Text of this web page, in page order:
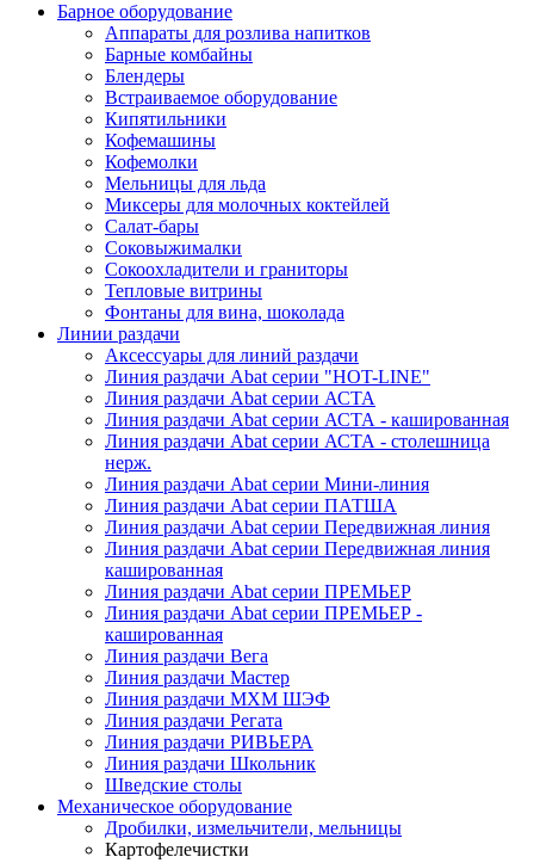
Барное оборудование
Аппараты для розлива напитков
Барные комбайны
Блендеры
Встраиваемое оборудование
Кипятильники
Кофемашины
Кофемолки
Мельницы для льда
Миксеры для молочных коктейлей
Салат-бары
Соковыжималки
Сокоохладители и граниторы
Тепловые витрины
Фонтаны для вина, шоколада
Линии раздачи
Аксессуары для линий раздачи
Линия раздачи Abat серии "HOT-LINE"
Линия раздачи Abat серии АСТА
Линия раздачи Abat серии АСТА - кашированная
Линия раздачи Abat серии АСТА - столешница
нерж.
Линия раздачи Abat серии Мини-линия
Линия раздачи Abat серии ПАТША
Линия раздачи Abat серии Передвижная линия
Линия раздачи Abat серии Передвижная линия
кашированная
Линия раздачи Abat серии ПРЕМЬЕР
Линия раздачи Abat серии ПРЕМЬЕР -
кашированная
Линия раздачи Вега
Линия раздачи Мастер
Линия раздачи МХМ ШЭФ
Линия раздачи Регата
Линия раздачи РИВЬЕРА
Линия раздачи Школьник
Шведские столы
Механическое оборудование
Дробилки, измельчители, мельницы
Картофелечистки